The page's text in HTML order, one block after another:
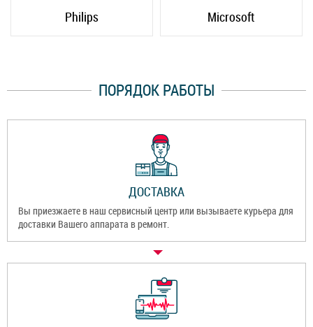
Philips Microsoft
ПОРЯДОК РАБОТЫ
ДОСТАВКА
Вы приезжаете в наш сервисный центр или вызываете курьера для
доставки Вашего аппарата в ремонт.